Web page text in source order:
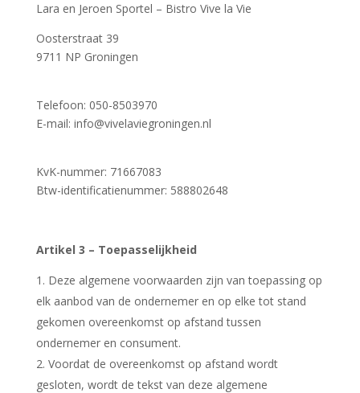
Lara en Jeroen Sportel – Bistro Vive la Vie
Oosterstraat 39
9711 NP Groningen
Telefoon: 050-8503970
E-mail: info@vivelaviegroningen.nl
KvK-nummer: 71667083
Btw-identificatienummer: 588802648
Artikel 3 – Toepasselijkheid
Deze algemene voorwaarden zijn van toepassing op
elk aanbod van de ondernemer en op elke tot stand
gekomen overeenkomst op afstand tussen
ondernemer en consument.
Voordat de overeenkomst op afstand wordt
gesloten, wordt de tekst van deze algemene